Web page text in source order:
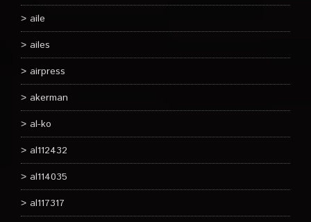
aile
ailes
airpress
akerman
al-ko
al112432
al114035
al117317